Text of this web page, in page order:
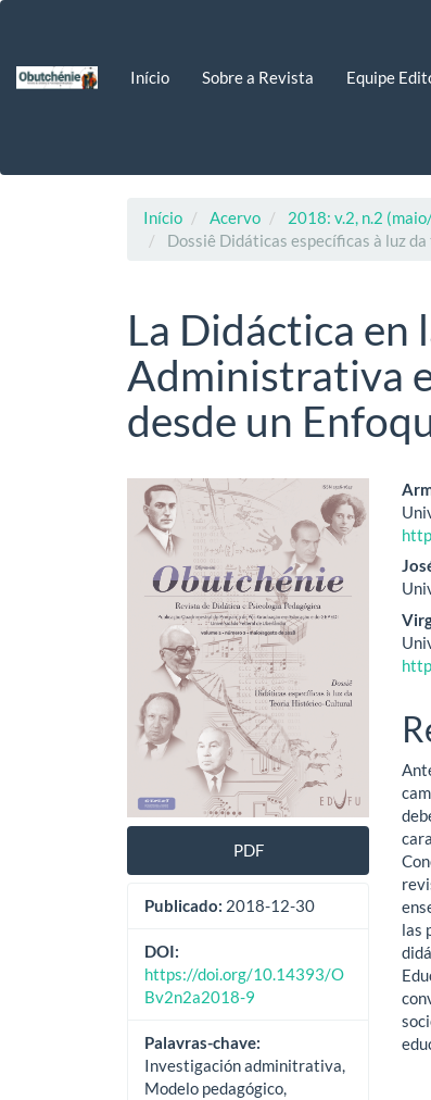
principal
Início Sobre a Revista Equipe
Início Acervo
2018: v.2, n.2
Dossiê Didáticas específicas à luz
La Didáctica en
Administrativa
desde un
Barra
lateral
de
artigos
PDF
Publicado: 2018-12-30
DOI:
https://doi.org/10.14393/O
Bv2n2a2018-9
Palavras-chave:
Investigación adminitrativa,
Modelo pedagógico,
las